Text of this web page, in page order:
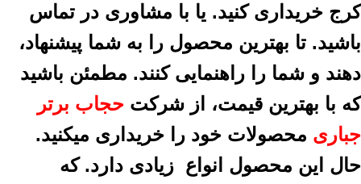
کرج خریداری کنید. یا با مشاوری در تماس
باشید. تا بهترین محصول را به شما پیشنهاد،
دهند و شما را راهنمایی کنند. مطمئن باشید
که با بهترین قیمت، از شرکت حجاب برتر
جباری محصولات خود را خریداری میکنید.
حال این محصول انواع زیادی دارد. که